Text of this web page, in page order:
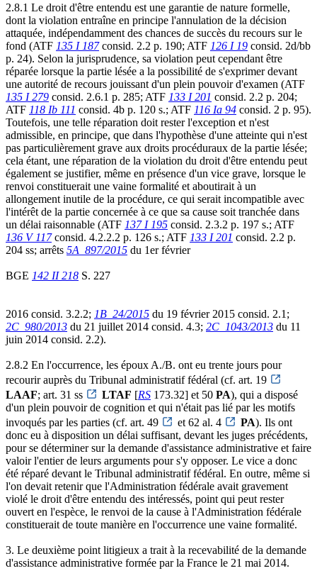
2.8.1 Le droit d'être entendu est une garantie de nature formelle,
dont la violation entraîne en principe l'annulation de la décision
attaquée, indépendamment des chances de succès du recours sur le
fond (ATF 135 I 187consid. 2.2 p. 190; ATF 126 I 19 consid. 2d/bb
p. 24). Selon la jurisprudence, sa violation peut cependant être
réparée lorsque la partie lésée a la possibilité de s'exprimer devant
une autorité de recours jouissant d'un plein pouvoir d'examen (ATF
135 I 279 consid. 2.6.1 p. 285; ATF 133 I 201 consid. 2.2 p. 204;
ATF 118 Ib 111 consid. 4b p. 120 s.; ATF 116 Ia 94 consid. 2 p. 95).
Toutefois, une telle réparation doit rester l'exception et n'est
admissible, en principe, que dans l'hypothèse d'une atteinte qui n'est
pas particulièrement grave aux droits procéduraux de la partie lésée;
cela étant, une réparation de la violation du droit d'être entendu peut
également se justifier, même en présence d'un vice grave, lorsque le
renvoi constituerait une vaine formalité et aboutirait à un
allongement inutile de la procédure, ce qui serait incompatible avec
l'intérêt de la partie concernée à ce que sa cause soit tranchée dans
un délai raisonnable (ATF 137 I 195 consid. 2.3.2 p. 197 s.; ATF
136 V 117consid. 4.2.2.2 p. 126 s.; ATF 133 I 201 consid. 2.2 p.
204 ss; arrêts 5A_897/2015 du 1er février
BGE 142 II 218 S. 227
2016 consid. 3.2.2; 1B_24/2015 du 19 février 2015 consid. 2.1;
2C_980/2013 du 21 juillet 2014 consid. 4.3; 2C_1043/2013 du 11
juin 2014 consid. 2.2).
2.8.2 En l'occurrence, les époux A./B. ont eu trente jours pour
recourir auprès du Tribunal administratif fédéral (cf. art. 19
LAAF; art. 31 ss LTAF [RS 173.32] et 50 PA), qui a disposé
d'un plein pouvoir de cognition et qui n'était pas lié par les motifs
invoqués par les parties (cf. art. 49
et 62 al. 4 PA). Ils ont
donc eu à disposition un délai suffisant, devant les juges précédents,
pour se déterminer sur la demande d'assistance administrative et faire
valoir l'entier de leurs arguments pour s'y opposer. Le vice a donc
été réparé devant le Tribunal administratif fédéral. En outre, même si
l'on devait retenir que l'Administration fédérale avait gravement
violé le droit d'être entendu des intéressés, point qui peut rester
ouvert en l'espèce, le renvoi de la cause à l'Administration fédérale
constituerait de toute manière en l'occurrence une vaine formalité.
3. Le deuxième point litigieux a trait à la recevabilité de la demande
d'assistance administrative formée par la France le 21 mai 2014.